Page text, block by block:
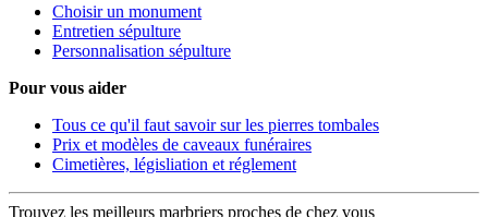
Choisir un monument
Entretien sépulture
Personnalisation sépulture
Pour vous aider
Tous ce qu'il faut savoir sur les pierres tombales
Prix et modèles de caveaux funéraires
Cimetières, législiation et réglement
Trouvez les meilleurs marbriers proches de chez vous